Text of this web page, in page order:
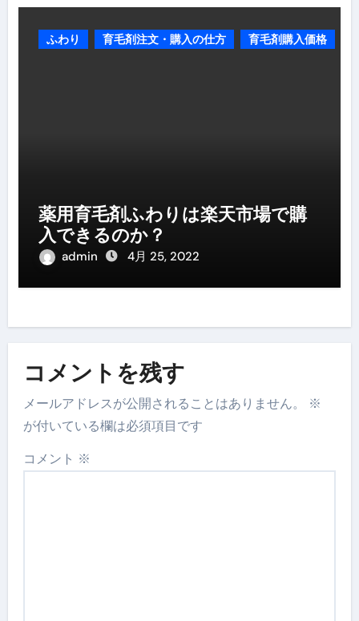
ふわり 育毛剤注文・購入の仕方 育毛剤購入価格
薬用育毛剤ふわりは楽天市場で購
入できるのか？
admin 4月 25, 2022
コメントを残す
メールアドレスが公開されることはありません。
※
が付いている欄は必須項目です
コメント ※